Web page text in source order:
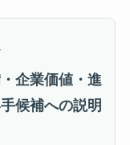
企業価値・進
候補への説明